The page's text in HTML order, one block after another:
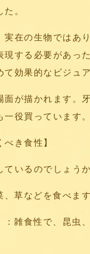
。
在の生物ではあ
する必要があっ
効果的なビジュ
が描かれます。
役買っています。
き食性】
いるのでしょう
草などを食べま
雑食性で、昆虫